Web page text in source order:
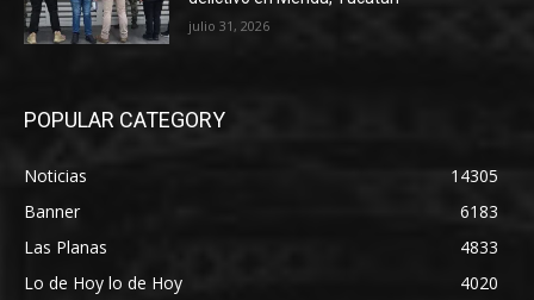
julio 31, 2026
POPULAR CATEGORY
Noticias
14305
Banner
6183
Las Planas
4833
Lo de Hoy lo de Hoy
4020